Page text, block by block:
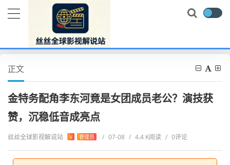
当前位置： 首页 电视剧 日韩剧
正文
金特务配角李东河竟是女团成员老公？演技获
赞，沉稳低音成亮点
丝丝全球影视解说站 V 管理员 / 07-08 / 4.4 K阅读 / 0评论